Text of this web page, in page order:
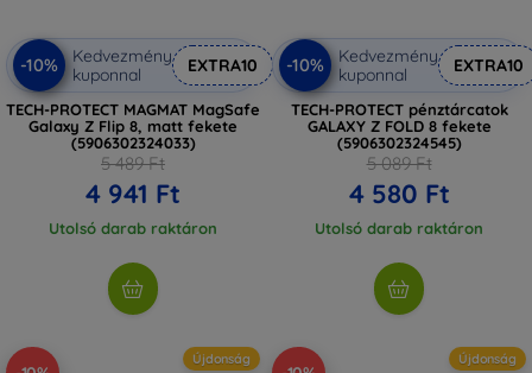
-10%
Kedvezmény
kuponnal
EXTRA10
TECH-PROTECT MAGMAT MagSafe
Galaxy Z Flip 8, matt fekete
(5906302324033)
5 489 Ft
4 941 Ft
Utolsó darab raktáron
-10%
Kedvezmény
kuponnal
EXTRA10
TECH-PROTECT pénztárcatok
GALAXY Z FOLD 8 fekete
(5906302324545)
5 089 Ft
4 580 Ft
Utolsó darab raktáron
Újdonság Újdonság